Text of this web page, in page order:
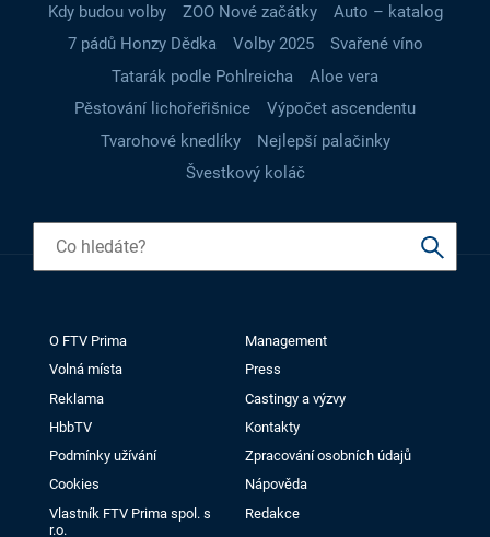
Kdy budou volby
ZOO Nové začátky
Auto – katalog
7 pádů Honzy Dědka
Volby 2025
Svařené víno
Tatarák podle Pohlreicha
Aloe vera
Pěstování lichořeřišnice
Výpočet ascendentu
Tvarohové knedlíky
Nejlepší palačinky
Švestkový koláč
O FTV Prima
Management
Volná místa
Press
Reklama
Castingy a výzvy
HbbTV
Kontakty
Podmínky užívání
Zpracování osobních údajů
Cookies
Nápověda
Vlastník FTV Prima spol. s
r.o.
Redakce